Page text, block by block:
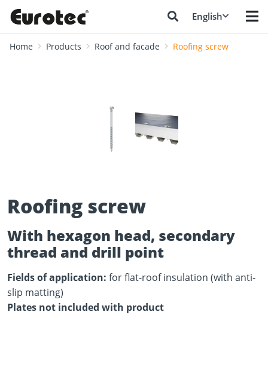
English
Home Products Roof and facade Roofing screw
Roofing screw
With hexagon head, secondary
thread and drill point
Fields of application: for flat-roof insulation (with anti-
slip matting)
Plates not included with product